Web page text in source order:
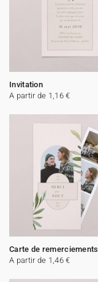
Invitation
A partir de 1,16 €
Carte de remerciements
A partir de 1,46 €